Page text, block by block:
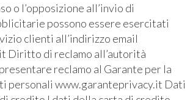
o l’opposizione all’invio di
possono essere esercitati
clienti all’indirizzo email
Diritto di reclamo all’autorità
reclamo al Garante per la
personali www.garanteprivacy.it Dati